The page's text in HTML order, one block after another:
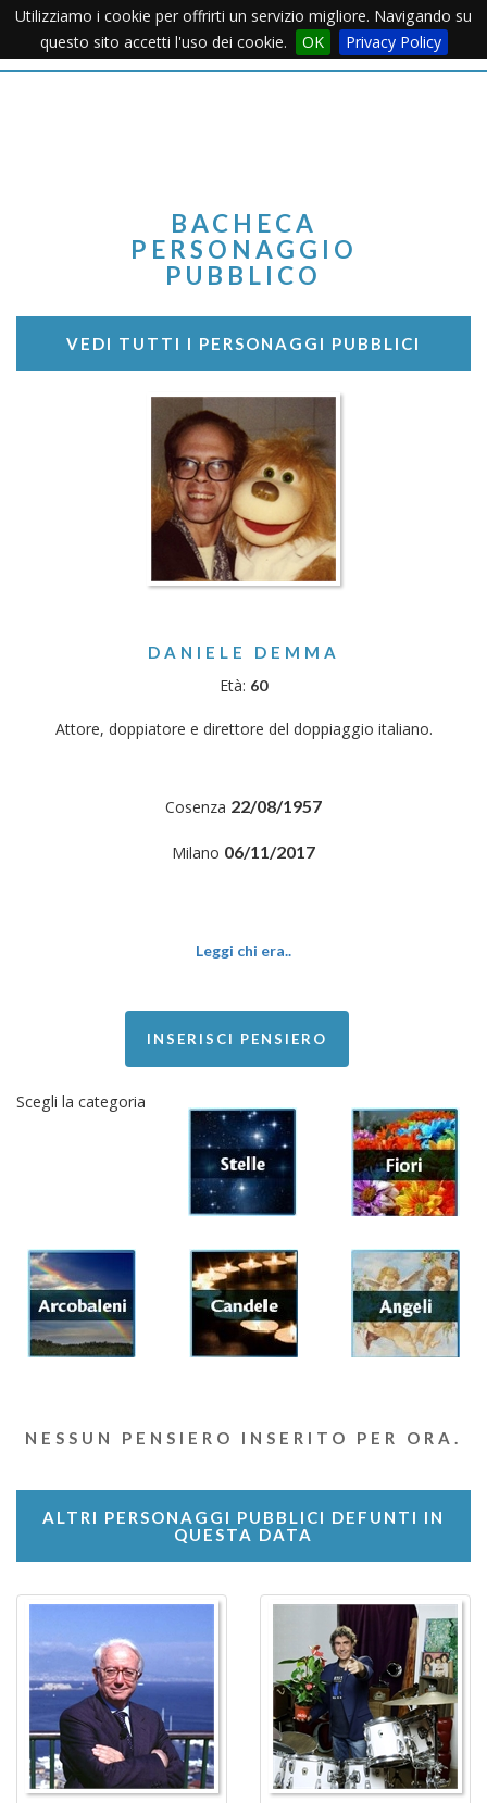
Utilizziamo i cookie per offrirti un servizio migliore. Navigando su
questo sito accetti l'uso dei cookie.
OK Privacy PolicyMenu
BACHECA
PERSONAGGIO
PUBBLICO
VEDI TUTTI I PERSONAGGI PUBBLICI
DANIELE DEMMA
Età: 60
Attore, doppiatore e direttore del doppiaggio italiano.
Cosenza 22/08/1957
Milano 06/11/2017
Leggi chi era..
INSERISCI PENSIERO
Scegli la categoria
NESSUN PENSIERO INSERITO PER ORA.
ALTRI PERSONAGGI PUBBLICI DEFUNTI IN
QUESTA DATA